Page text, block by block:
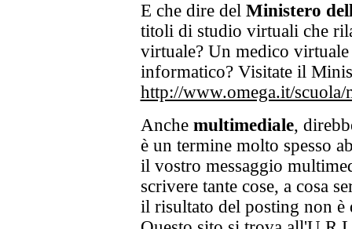
E che dire del Ministero
titoli di studio virtuali che
virtuale? Un medico
informatico? Visitate il
http://www.omega.it/
Anchemultimediale,
è un termine molto spesso
il vostro messaggio
scrivere tante cose, a cosa
il risultato del posting non è